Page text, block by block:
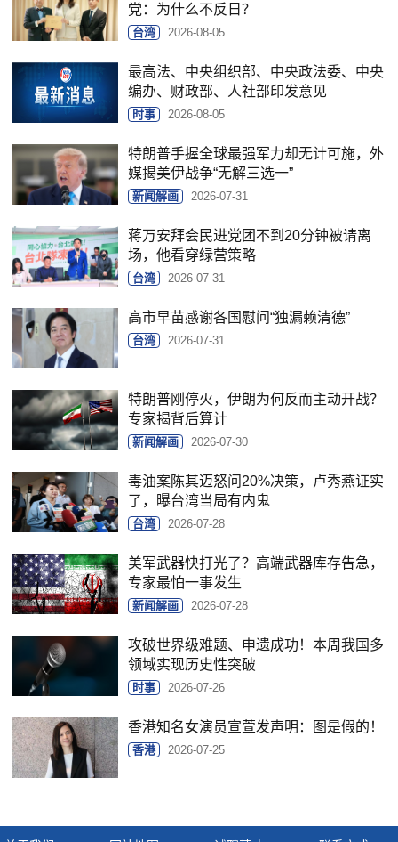
党：为什么不反日？
台湾 2026-08-05
最高法、中央组织部、中央政法委、中央
编办、财政部、人社部印发意见
时事 2026-08-05
特朗普手握全球最强军力却无计可施，外
媒揭美伊战争“无解三选一”
新闻解画 2026-07-31
蒋万安拜会民进党团不到20分钟被请离
场，他看穿绿营策略
台湾 2026-07-31
高市早苗感谢各国慰问“独漏赖清德”
台湾 2026-07-31
特朗普刚停火，伊朗为何反而主动开战？
专家揭背后算计
新闻解画 2026-07-30
毒油案陈其迈怒问20%决策，卢秀燕证实
了，曝台湾当局有内鬼
台湾 2026-07-28
美军武器快打光了？高端武器库存告急，
专家最怕一事发生
新闻解画 2026-07-28
攻破世界级难题、申遗成功！本周我国多
领域实现历史性突破
时事 2026-07-26
香港知名女演员宣萱发声明：图是假的！
香港 2026-07-25